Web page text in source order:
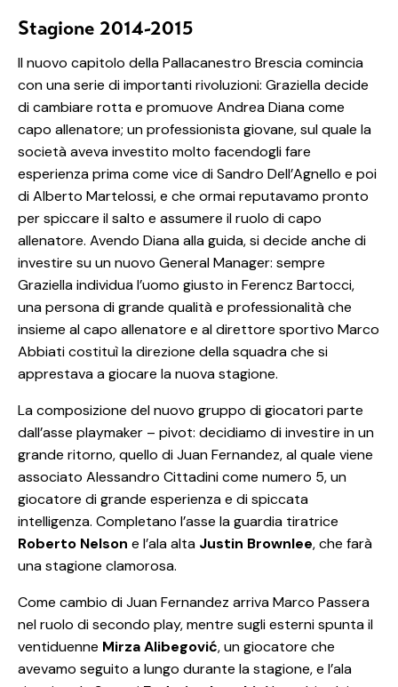
Stagione 2014-2015
Il nuovo capitolo della Pallacanestro Brescia comincia
con una serie di importanti rivoluzioni: Graziella decide
di cambiare rotta e promuove Andrea Diana come
capo allenatore; un professionista giovane, sul quale la
società aveva investito molto facendogli fare
esperienza prima come vice di Sandro Dell’Agnello e poi
di Alberto Martelossi, e che ormai reputavamo pronto
per spiccare il salto e assumere il ruolo di capo
allenatore. Avendo Diana alla guida, si decide anche di
investire su un nuovo General Manager: sempre
Graziella individua l’uomo giusto in Ferencz Bartocci,
una persona di grande qualità e professionalità che
insieme al capo allenatore e al direttore sportivo Marco
Abbiati costituì la direzione della squadra che si
apprestava a giocare la nuova stagione.
La composizione del nuovo gruppo di giocatori parte
dall’asse playmaker – pivot: decidiamo di investire in un
grande ritorno, quello di Juan Fernandez, al quale viene
associato Alessandro Cittadini come numero 5, un
giocatore di grande esperienza e di spiccata
intelligenza. Completano l’asse la guardia tiratrice
Roberto Nelson e l’ala alta Justin Brownlee, che farà
una stagione clamorosa.
Come cambio di Juan Fernandez arriva Marco Passera
nel ruolo di secondo play, mentre sugli esterni spunta il
ventiduenne Mirza Alibegović, un giocatore che
avevamo seguito a lungo durante la stagione, e l’ala